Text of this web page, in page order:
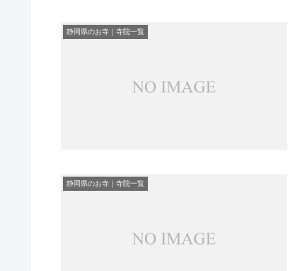
静岡県のお寺｜寺院一覧
静岡県のお寺｜寺院一覧